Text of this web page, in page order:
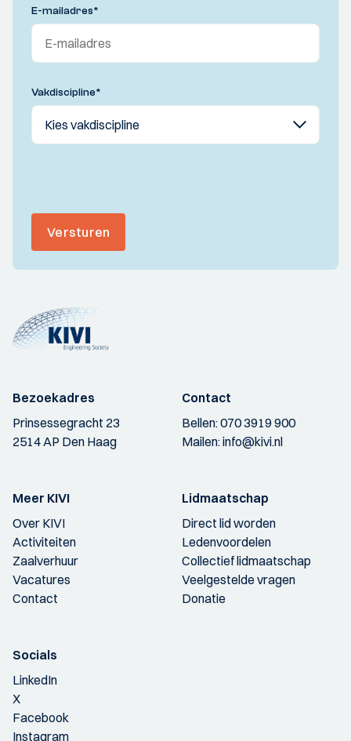
E-mailadres*
Vakdiscipline*
Versturen
Bezoekadres
Prinsessegracht 23
2514 AP Den Haag
Contact
Bellen:070 3919 900
Mailen:info@kivi.nl
Meer KIVI
Over KIVI
Activiteiten
Zaalverhuur
Vacatures
Contact
Lidmaatschap
Direct lid worden
Ledenvoordelen
Collectief lidmaatschap
Veelgestelde vragen
Donatie
Socials
LinkedIn
X
Facebook
Instagram